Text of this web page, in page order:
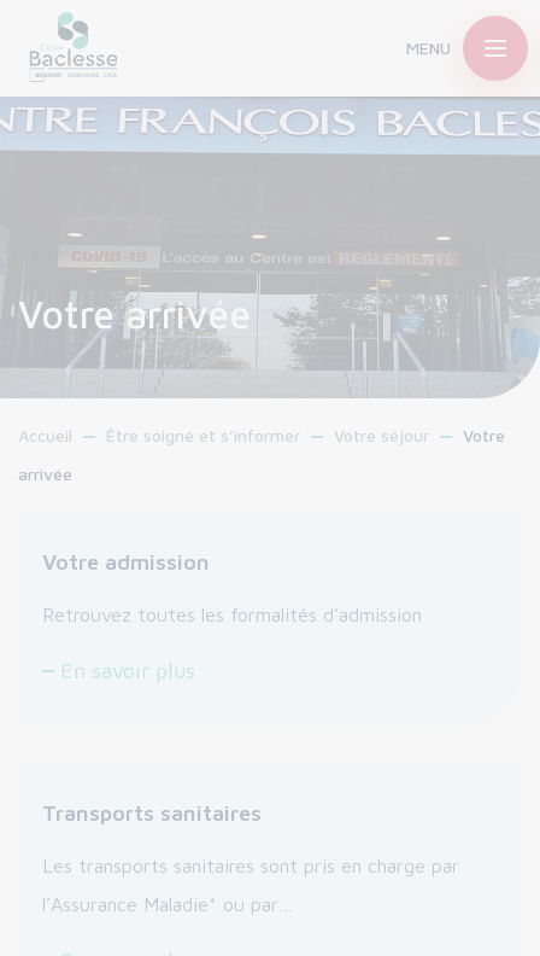
MENU
Votre arrivée
Accueil Être soigné et s’informer Votre séjour
Votre
arrivée
Votre admission
Retrouvez toutes les formalités d’admission
En savoir plus
Transports sanitaires
Les transports sanitaires sont pris en charge par
l’Assurance Maladie* ou par…